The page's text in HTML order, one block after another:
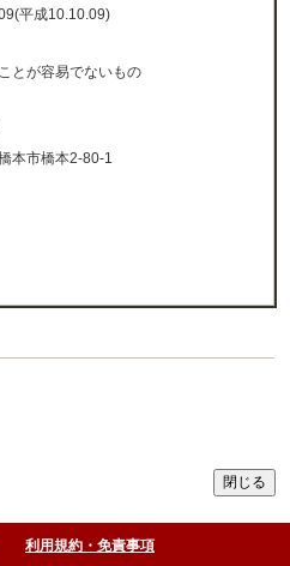
平成10.10.09)
とが容易でないもの
本市橋本2-80-1
利用規約・免責事項